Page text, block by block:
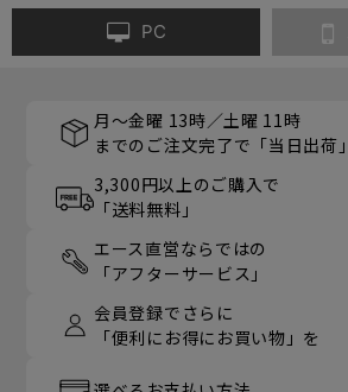
PC
月～金曜 13時／土曜 11時
までのご注文完了で「当日出荷」
3,300円以上のご購入で
「送料無料」
エース直営ならではの
「アフターサービス」
会員登録でさらに
「便利にお得にお買い物」を